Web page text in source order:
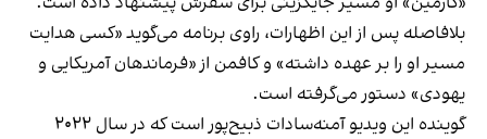
بلافاصله پس از این اظهارات، راوی برنامه می‌گوید «کسی هدایت
مسیر او را بر عهده داشته» و کافمن از «فرماندهان آمریکایی و
یهودی» دستور می‌گرفته است.
گوینده این ویدیو آمنه‌سادات ذبیح‌پور است که در سال ۲۰۲۲